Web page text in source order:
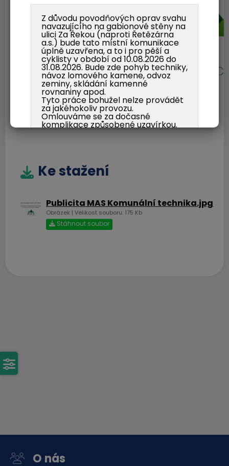
Ke stažení
Publicita MAS Komunální technika.jpg
Obrázek | Velikost souboru: 175 Kb
Stáhnout soubor
O nás
Z důvodu povodňových oprav svahu
navazujícího na gabionové stěny na
ulici Za Řekou (naproti Řetězárna
a.s.) bude tato místní komunikace
úplně uzavřena, a to i pro pěší a
cyklisty v období od 10.08.2026 do
31.08.2026. Bude zde pohyb techniky,
návoz lomového kamene, odvoz
zeminy, skládání kamenné
rovnaniny apod.
Tyto práce bohužel nelze provádět
za jakéhokoliv provozu.
Omlouváme se za dočasné
komplikace způsobené uzavírkou.
Ke stažení
Upozornění úplná uzavírka
místní komunikace Za